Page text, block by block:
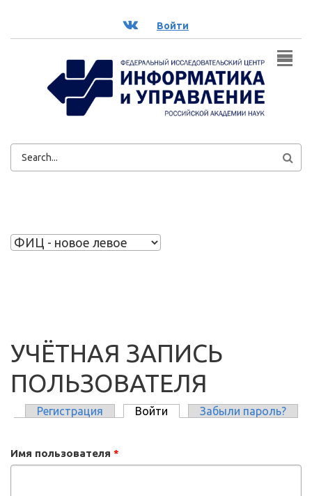
ВК Войти
ФОРМА
УЧЁТНАЯ ЗАПИСЬ
ПОЛЬЗОВАТЕЛЯ
Регистрация Войти (активная вкладка)
Забыли пароль?
Имя пользователя *